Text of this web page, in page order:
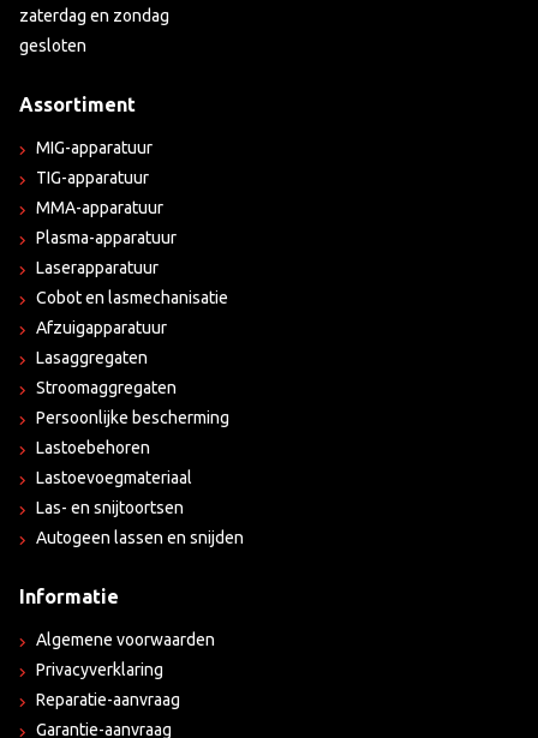
zaterdag en zondag
gesloten
Assortiment
MIG-apparatuur
TIG-apparatuur
MMA-apparatuur
Plasma-apparatuur
Laserapparatuur
Cobot en lasmechanisatie
Afzuigapparatuur
Lasaggregaten
Stroomaggregaten
Persoonlijke bescherming
Lastoebehoren
Lastoevoegmateriaal
Las- en snijtoortsen
Autogeen lassen en snijden
Informatie
Algemene voorwaarden
Privacyverklaring
Reparatie-aanvraag
Garantie-aanvraag